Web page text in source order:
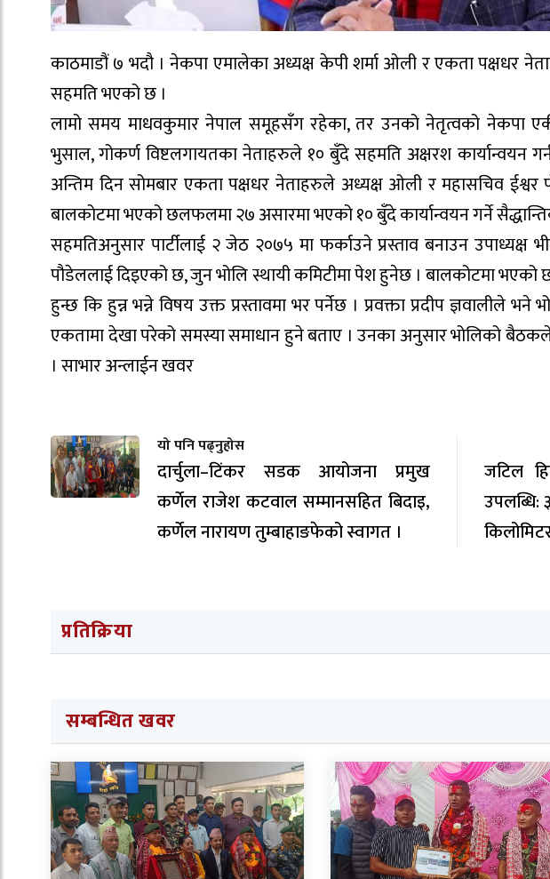
काठमाडौं ७ भदौ । नेकपा एमालेका अध्यक्ष केपी शर्मा ओली र एकता पक्षधर
सहमति भएको छ ।
लामो समय माधवकुमार नेपाल समूहसँग रहेका, तर उनको नेतृत्वको नेकपा
भुसाल, गोकर्ण विष्टलगायतका नेताहरुले १० बुँदे सहमति अक्षरश कार्यान्वयन
अन्तिम दिन सोमबार एकता पक्षधर नेताहरुले अध्यक्ष ओली र महासचिव
बालकोटमा भएको छलफलमा २७ असारमा भएको १० बुँदे कार्यान्वयन गर्ने
सहमतिअनुसार पार्टीलाई २ जेठ २०७५ मा फर्काउने प्रस्ताव बनाउन
पौडेललाई दिइएको छ, जुन भोलि स्थायी कमिटीमा पेश हुनेछ । बालकोटमा
हुन्छ कि हुन्न भन्ने विषय उक्त प्रस्तावमा भर पर्नेछ । प्रवक्ता प्रदीप ज्ञवालीले
एकतामा देखा परेको समस्या समाधान हुने बताए । उनका अनुसार भोलिको
। साभार अन्लाईन खवर
यो पनि पढ्नुहोस
दार्चुला–टिंकर सडक आयोजना प्रमुख
कर्णेल राजेश कटवाल सम्मानसहित बिदाइ,
कर्णेल नारायण तुम्बाहाङफेको स्वागत ।
जटिल
उपलब्धि:
प्रतिक्रिया
सम्बन्धित खवर